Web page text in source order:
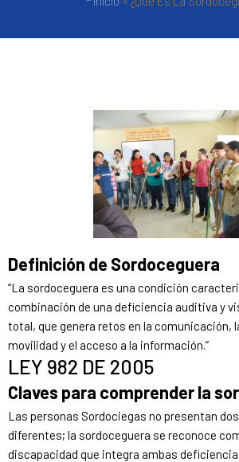
Definición de Sordoceguera
“La sordoceguera es una condición
combinación de una deficiencia auditiva y
total, que genera retos en la comunicación,
movilidad y el acceso a la información.”
LEY 982 DE 2005
Claves para comprender la
Las personas Sordociegas no presentan
diferentes; la sordoceguera se reconoce
discapacidad que integra ambas